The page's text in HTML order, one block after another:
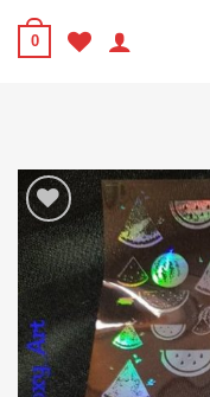
0
افزودن
به
علاقه
مندی
ها